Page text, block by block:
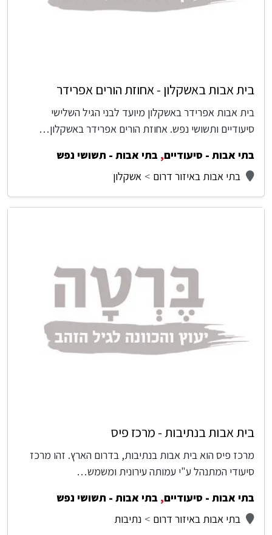
בית אבות באשקלון - אחוזת הורים אפרידר
בית אבות אפרידר באשקלון מיועד לבני הגיל השלישי
סיעודיים ותשושי נפש. אחוזת הורים אפרידר באשקלון…
בתי אבות - סיעודיים, בתי אבות - תשושי נפש
בתי אבות באיזור דרום
אשקלון
בית אבות בנתיבות - מרכז פיס
מרכז פיס הוא בית אבות בנתיבות, בדרום הארץ. זהו מרכז
סיעודי המתנהל ע"י עמותה עירונית ומשמש…
בתי אבות - סיעודיים, בתי אבות - תשושי נפש
בתי אבות באיזור דרום
נתיבות